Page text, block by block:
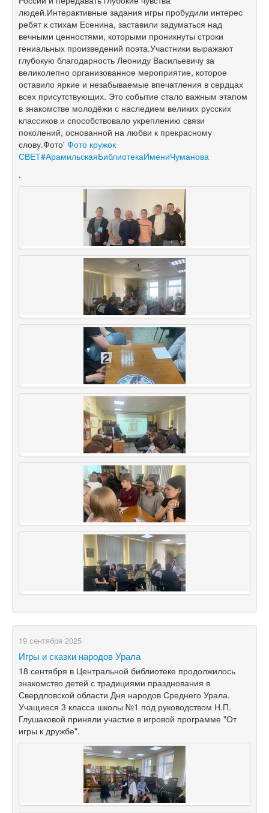
людей.Интерактивные задания игры пробудили интерес
ребят к стихам Есенина, заставили задуматься над
вечными ценностями, которыми проникнуты строки
гениальных произведений поэта.Участники выражают
глубокую благодарность Леониду Васильевичу за
великолепно организованное мероприятие, которое
оставило яркие и незабываемые впечатления в сердцах
всех присутствующих. Это событие стало важным этапом
в знакомстве молодёжи с наследием великих русских
классиков и способствовало укреплению связи
поколений, основанной на любви к прекрасному
слову.Фото' Фото кружок
СВЕТ#АрамильскаяБиблиотекаИмениЧуманова
.
19 сентября 2025
Игры и сказки народов Урала
18 сентября в Центральной библиотеке продолжилось
знакомство детей с традициями празднования в
Свердловской области Дня народов Среднего Урала.
Учащиеся 3 класса школы №1 под руководством Н.П.
Глушаковой приняли участие в игровой программе "От
игры к дружбе".